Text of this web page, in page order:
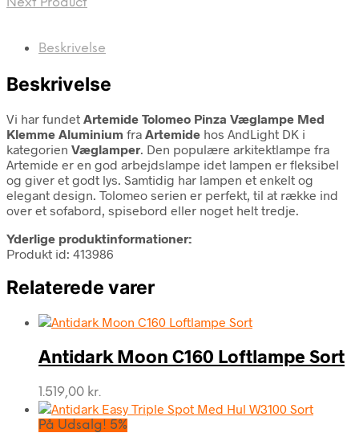
Next Product
Beskrivelse
Beskrivelse
Vi har fundet Artemide Tolomeo Pinza Væglampe Med
Klemme Aluminium fra Artemide hos AndLight DK i
kategorien Væglamper. Den populære arkitektlampe fra
Artemide er en god arbejdslampe idet lampen er fleksibel
og giver et godt lys. Samtidig har lampen et enkelt og
elegant design. Tolomeo serien er perfekt, til at række ind
over et sofabord, spisebord eller noget helt tredje.
Yderlige produktinformationer:
Produkt id: 413986
Relaterede varer
Antidark Moon C160 Loftlampe Sort
1.519,00 kr.
På Udsalg! 5%